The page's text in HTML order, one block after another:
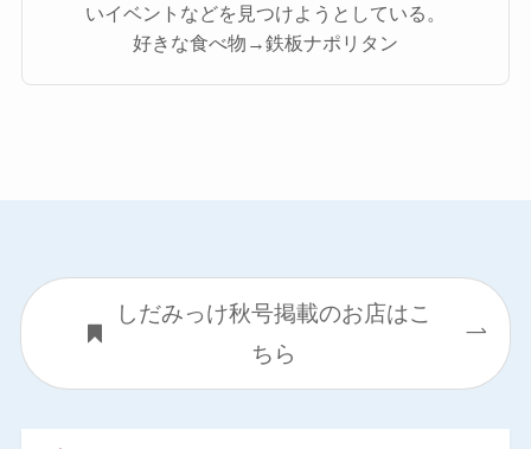
いイベントなどを見つけようとしている。
好きな食べ物→鉄板ナポリタン
しだみっけ秋号掲載のお店はこ
ちら